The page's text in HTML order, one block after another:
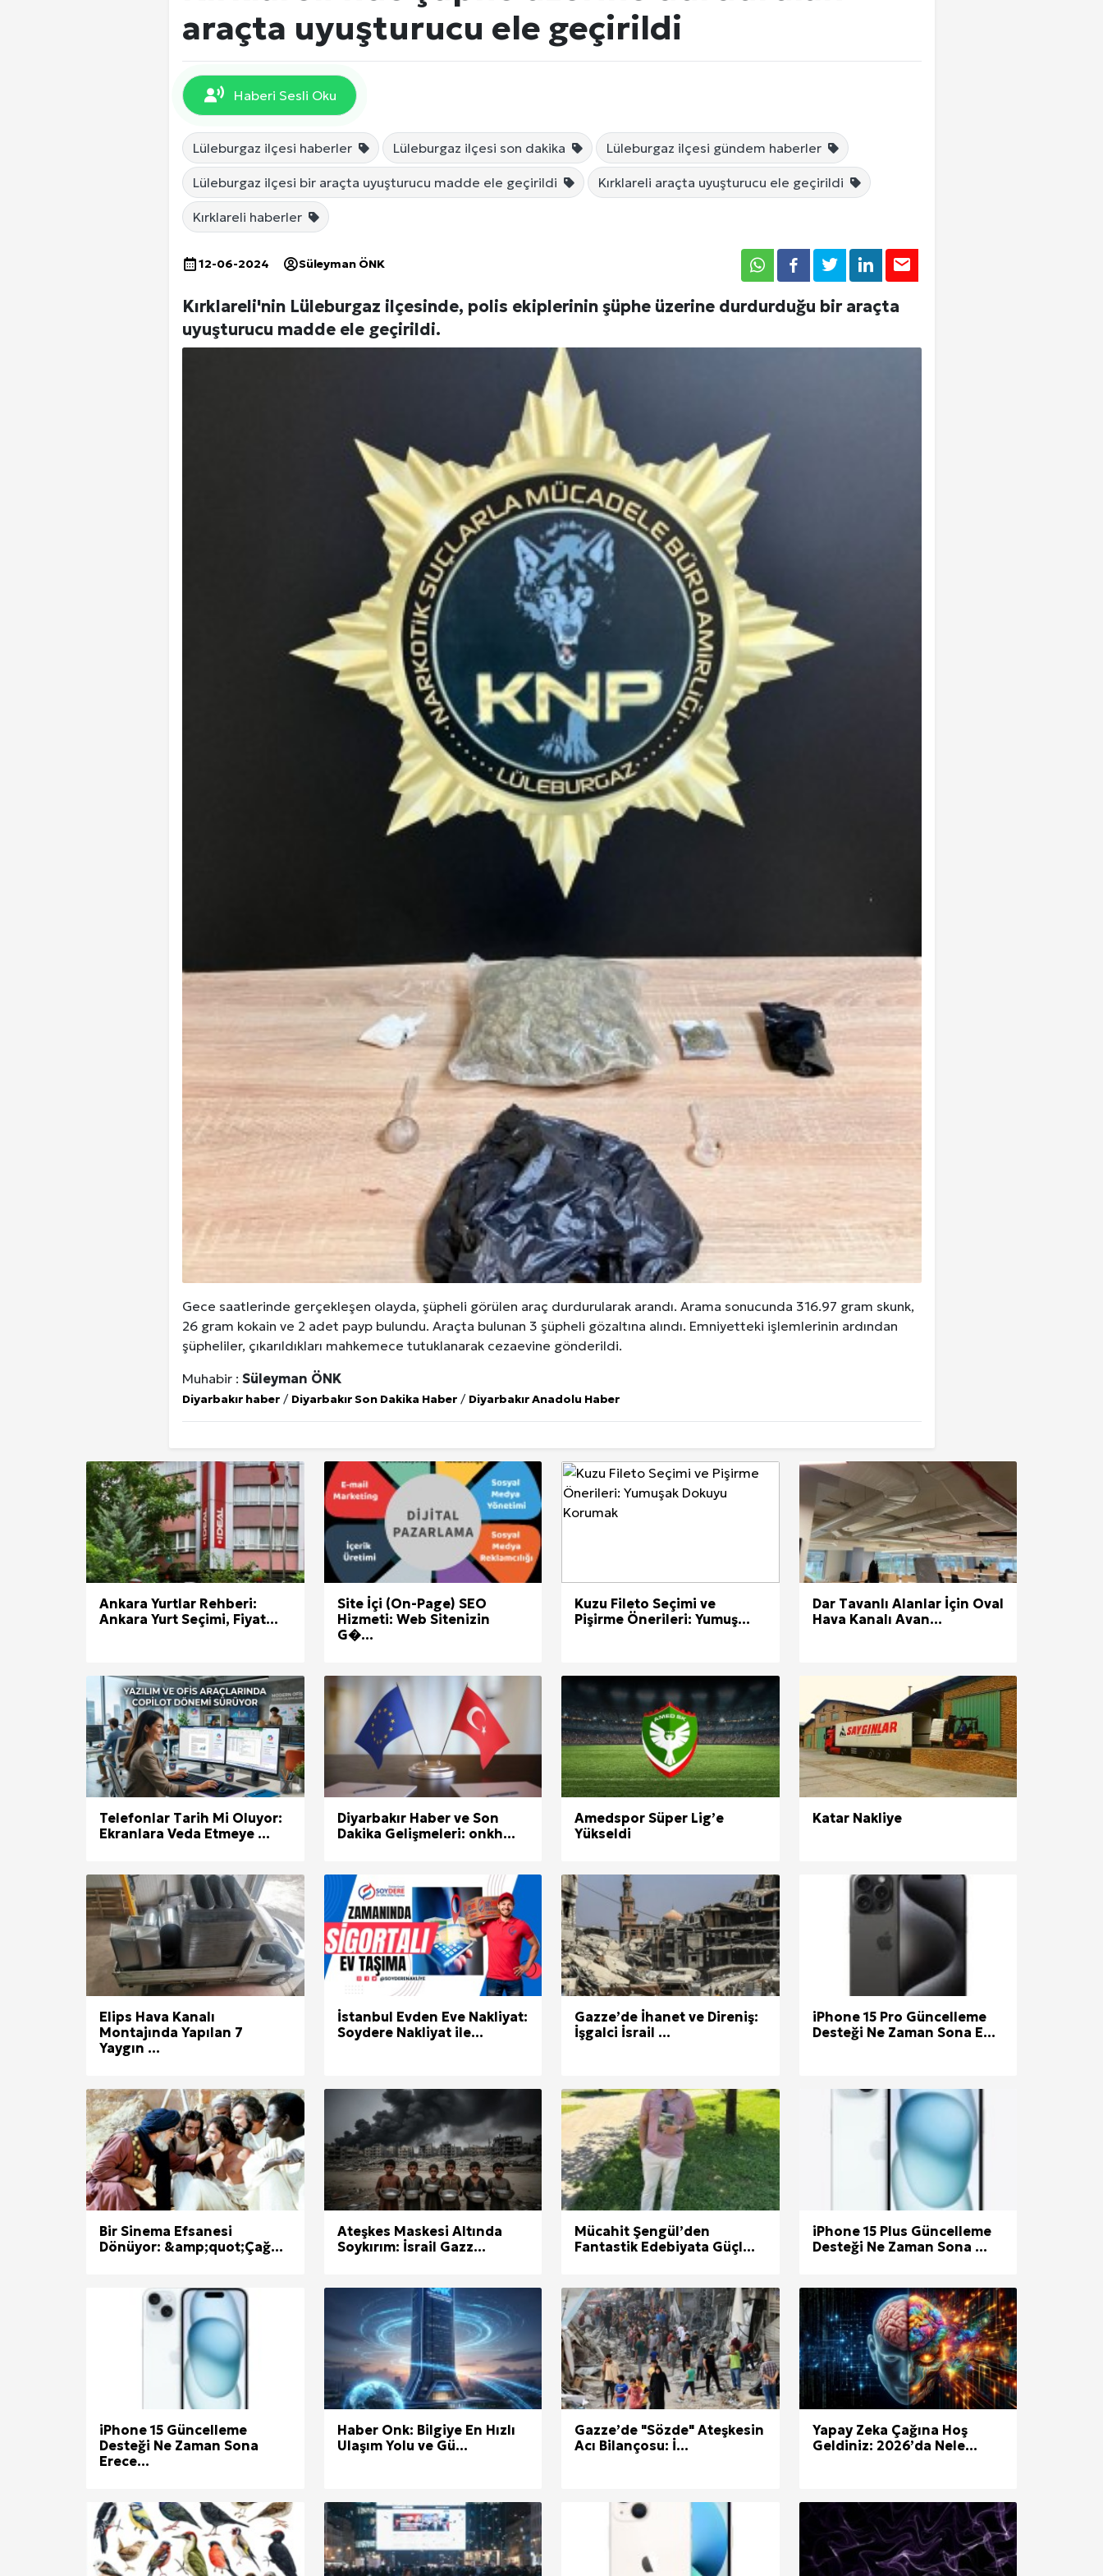
araçta uyuşturucu ele geçirildi
Haberi Sesli Oku
Lüleburgaz ilçesi haberler Lüleburgaz ilçesi son dakika Lüleburgaz ilçesi gündem haberler
Lüleburgaz ilçesi bir araçta uyuşturucu madde ele geçirildi Kırklareli araçta uyuşturucu ele geçirildi
Kırklareli haberler
12-06-2024 Süleyman ÖNK
Kırklareli'nin Lüleburgaz ilçesinde, polis ekiplerinin şüphe üzerine durdurduğu bir araçta
uyuşturucu madde ele geçirildi.
Gece saatlerinde gerçekleşen olayda, şüpheli görülen araç durdurularak arandı. Arama sonucunda 316.97 gram skunk,
26 gram kokain ve 2 adet payp bulundu. Araçta bulunan 3 şüpheli gözaltına alındı. Emniyetteki işlemlerinin ardından
şüpheliler, çıkarıldıkları mahkemece tutuklanarak cezaevine gönderildi.
Muhabir : Süleyman ÖNK
Diyarbakır haber / Diyarbakır Son Dakika Haber / Diyarbakır Anadolu Haber
Ankara Yurtlar Rehberi:
Ankara Yurt Seçimi, Fiyat...
Site İçi (On-Page) SEO
Hizmeti: Web Sitenizin
G�...
Kuzu Fileto Seçimi ve
Pişirme Önerileri: Yumuş...
Dar Tavanlı Alanlar İçin Oval
Hava Kanalı Avan...
Telefonlar Tarih Mi Oluyor:
Ekranlara Veda Etmeye ...
Diyarbakır Haber ve Son
Dakika Gelişmeleri: onkh...
Amedspor Süper Lig’e
Yükseldi
Katar Nakliye
Elips Hava Kanalı
Montajında Yapılan 7
Yaygın ...
İstanbul Evden Eve Nakliyat:
Soydere Nakliyat ile...
Gazze’de İhanet ve Direniş:
İşgalci İsrail ...
iPhone 15 Pro Güncelleme
Desteği Ne Zaman Sona E...
Bir Sinema Efsanesi
Dönüyor: &amp;quot;Çağ...
Ateşkes Maskesi Altında
Soykırım: İsrail Gazz...
Mücahit Şengül’den
Fantastik Edebiyata Güçl...
iPhone 15 Plus Güncelleme
Desteği Ne Zaman Sona ...
iPhone 15 Güncelleme
Desteği Ne Zaman Sona
Erece...
Haber Onk: Bilgiye En Hızlı
Ulaşım Yolu ve Gü...
Gazze’de "Sözde" Ateşkesin
Acı Bilançosu: İ...
Yapay Zeka Çağına Hoş
Geldiniz: 2026’da Nele...
Ankara Yurtlar Rehberi: Ankara Yurt Seçimi, Fiyatları ve İdeal Erkek Yurdu İmkânları
Site İçi (On-Page) SEO Hizmeti: Web Sitenizin Görünmeyen Gücü
Kuzu Fileto Seçimi ve Pişirme Önerileri: Yumuşak Dokuyu Korumak
Dar Tavanlı Alanlar İçin Oval Hava Kanalı Avantajları
Telefonlar Tarih Mi Oluyor: Ekranlara Veda Etmeye Gerçekten Hazır Mıyız?
Diyarbakır Haber ve Son Dakika Gelişmeleri: onkhaber.com ile Yerel Haberciliğin Gücü
Yerel Haberler Künye Giriş Yap